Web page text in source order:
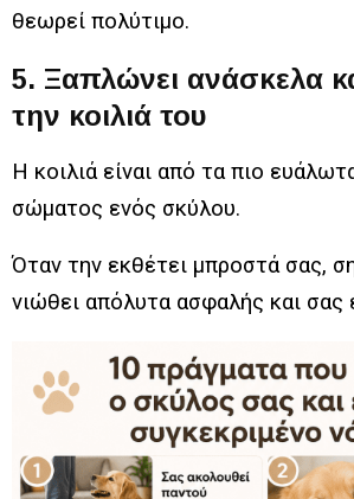
θεωρεί πολύτιμο.
5. Ξαπλώνει ανάσκελα
την κοιλιά του
Η κοιλιά είναι από τα πιο
σώματος ενός σκύλου.
Όταν την εκθέτει μπροστά σας,
νιώθει απόλυτα ασφαλής και σας